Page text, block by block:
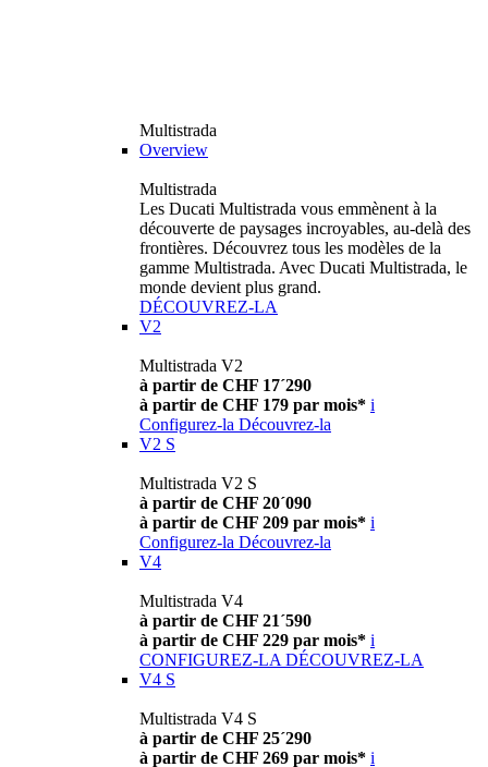
Multistrada
Overview
Multistrada
Les Ducati Multistrada vous emmènent à la
découverte de paysages incroyables, au-delà des
frontières. Découvrez tous les modèles de la
gamme Multistrada. Avec Ducati Multistrada, le
monde devient plus grand.
DÉCOUVREZ-LA
V2
Multistrada V2
à partir de CHF 17´290
à partir de CHF 179 par mois* i
Configurez-la Découvrez-la
V2 S
Multistrada V2 S
à partir de CHF 20´090
à partir de CHF 209 par mois* i
Configurez-la Découvrez-la
V4
Multistrada V4
à partir de CHF 21´590
à partir de CHF 229 par mois* i
CONFIGUREZ-LA DÉCOUVREZ-LA
V4 S
Multistrada V4 S
à partir de CHF 25´290
à partir de CHF 269 par mois* i